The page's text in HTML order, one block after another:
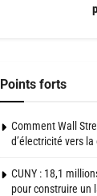
Points forts
Comment Wall
d’électricité vers
CUNY : 18,1
pour construire un